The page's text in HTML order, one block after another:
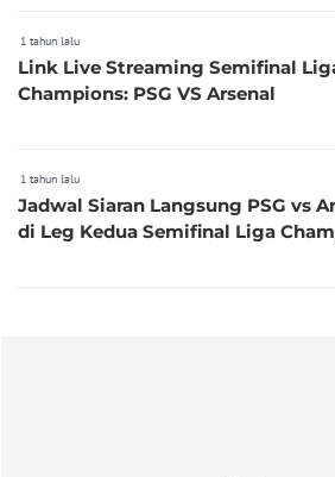
1 tahun lalu
Link Live Streaming Semifinal
Champions: PSG VS Arsenal
1 tahun lalu
Jadwal Siaran Langsung PSG vs
di Leg Kedua Semifinal Liga